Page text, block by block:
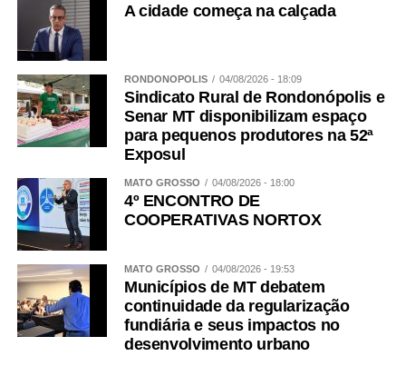
A cidade começa na calçada
RONDONÓPOLIS 04/08/2026 - 18:09
Sindicato Rural de Rondonópolis e
Senar MT disponibilizam espaço
para pequenos produtores na 52ª
Exposul
MATO GROSSO 04/08/2026 - 18:00
4º ENCONTRO DE
COOPERATIVAS NORTOX
MATO GROSSO 04/08/2026 - 19:53
Municípios de MT debatem
continuidade da regularização
fundiária e seus impactos no
desenvolvimento urbano